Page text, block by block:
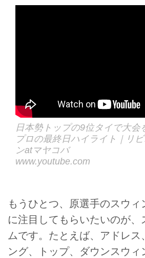
日本勢トップの9位タイで大会
プロの最終日ハイライト｜リ
ンatマヤコバ
www.youtube.com
もうひとつ、原選手のスウィ
に注目してもらいたいのが、
ムです。たとえば、アドレス
ング、トップ、ダウンスウィ